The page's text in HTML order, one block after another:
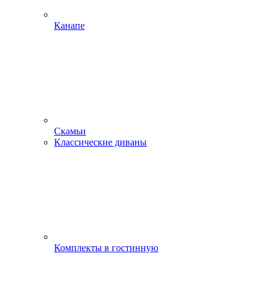
Канапе
Скамьи
Классические диваны
Комплекты в гостинную